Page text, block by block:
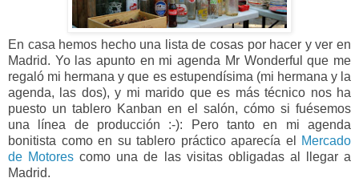
En casa hemos hecho una lista de cosas por hacer y ver en
Madrid. Yo las apunto en mi agenda Mr Wonderful que me
regaló mi hermana y que es estupendísima (mi hermana y la
agenda, las dos), y mi marido que es más técnico nos ha
puesto un tablero Kanban en el salón, cómo si fuésemos
una línea de producción :-): Pero tanto en mi agenda
bonitista como en su tablero práctico aparecía el
Mercado
de Motores como una de las visitas obligadas al llegar a
Madrid.